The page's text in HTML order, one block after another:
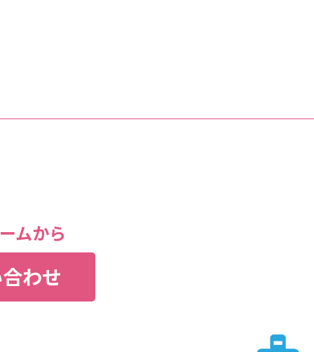
ムから
わせ